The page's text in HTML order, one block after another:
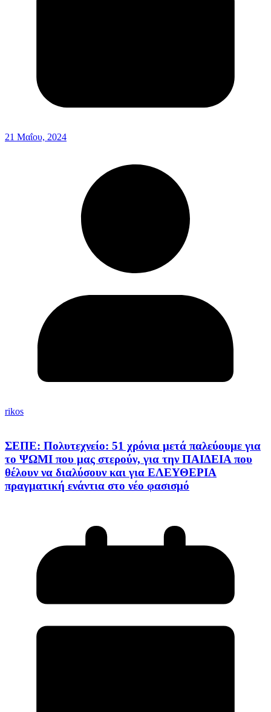
21 Μαΐου, 2024
rikos
ΣΕΠΕ: Πολυτεχνείο: 51 χρόνια μετά παλεύουμε για
το ΨΩΜΙ που μας στερούν, για την ΠΑΙΔΕΙΑ που
θέλουν να διαλύσουν και για ΕΛΕΥΘΕΡΙΑ
πραγματική ενάντια στο νέο φασισμό